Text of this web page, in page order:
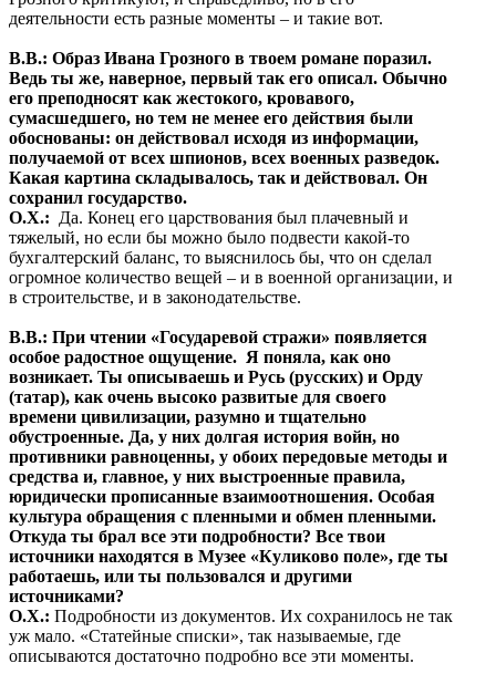
деятельности есть разные моменты – и такие вот.
В.В.: Образ Ивана Грозного в твоем романе поразил.
Ведь ты же, наверное, первый так его описал. Обычно
его преподносят как жестокого, кровавого,
сумасшедшего, но тем не менее его действия были
обоснованы: он действовал исходя из информации,
получаемой от всех шпионов, всех военных разведок.
Какая картина складывалось, так и действовал. Он
сохранил государство.
О.Х.: Да. Конец его царствования был плачевный и
тяжелый, но если бы можно было подвести какой-то
бухгалтерский баланс, то выяснилось бы, что он сделал
огромное количество вещей – и в военной организации, и
в строительстве, и в законодательстве.
В.В.: При чтении «Государевой стражи» появляется
особое радостное ощущение. Я поняла, как оно
возникает. Ты описываешь и Русь (русских) и Орду
(татар), как очень высоко развитые для своего
времени цивилизации, разумно и тщательно
обустроенные. Да, у них долгая история войн, но
противники равноценны, у обоих передовые методы и
средства и, главное, у них выстроенные правила,
юридически прописанные взаимоотношения. Особая
культура обращения с пленными и обмен пленными.
Откуда ты брал все эти подробности? Все твои
источники находятся в Музее «Куликово поле», где ты
работаешь, или ты пользовался и другими
источниками?
О.Х.: Подробности из документов. Их сохранилось не так
уж мало. «Статейные списки», так называемые, где
описываются достаточно подробно все эти моменты.